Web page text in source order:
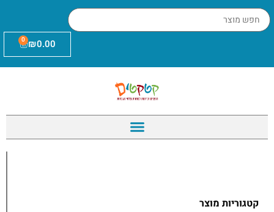
₪0.00
0
קטגוריות מוצר